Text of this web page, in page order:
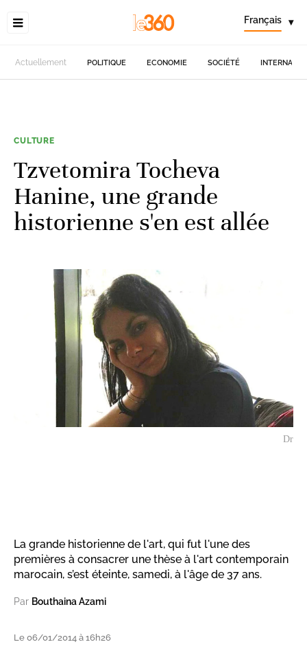
Français ▾
Actuellement POLITIQUE ECONOMIE SOCIÉTÉ
CULTURE
Tzvetomira Tocheva
Hanine, une grande
historienne s'en est allée
Dr
La grande historienne de l'art, qui fut l'une des
premières à consacrer une thèse à l'art contemporain
marocain, s’est éteinte, samedi, à l'âge de 37 ans.
Par Bouthaina Azami
Le 06/01/2014 à 16h26